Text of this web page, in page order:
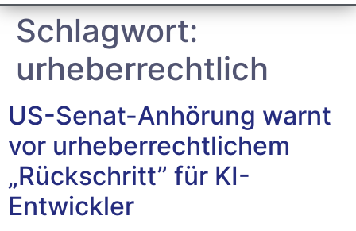
Schlagwort:
urheberrechtlich
US-Senat-Anhörung warnt
vor urheberrechtlichem
„Rückschritt” für KI-
Entwickler